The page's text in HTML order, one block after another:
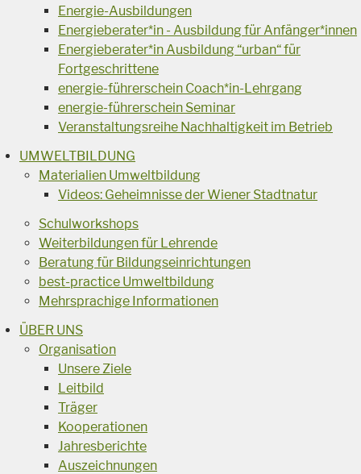
Energie-Ausbildungen
Energieberater*in - Ausbildung für Anfänger*innen
Energieberater*in Ausbildung “urban“ für
Fortgeschrittene
energie-führerschein Coach*in-Lehrgang
energie-führerschein Seminar
Veranstaltungsreihe Nachhaltigkeit im Betrieb
UMWELTBILDUNG
Materialien Umweltbildung
Videos: Geheimnisse der Wiener Stadtnatur
Schulworkshops
Weiterbildungen für Lehrende
Beratung für Bildungseinrichtungen
best-practice Umweltbildung
Mehrsprachige Informationen
ÜBER UNS
Organisation
Unsere Ziele
Leitbild
Träger
Kooperationen
Jahresberichte
Auszeichnungen